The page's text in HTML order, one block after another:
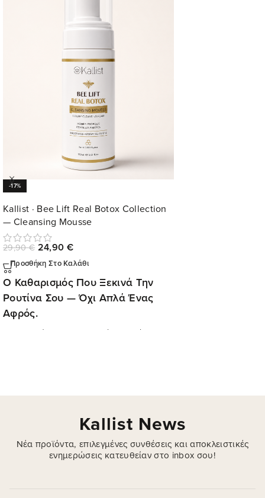
-17%
Kallist · Bee Lift Real Botox Collection
— Cleansing Mousse
29,90€ 24,90 €
Προσθήκη Στο Καλάθι
Ο Καθαρισμός Που Ξεκινά Την
Ρουτίνα Σου — Όχι Απλά Ένας
Αφρός.
Η επιδερμίδα σου δεν χρειάζεται μόνο
Kallist News
Νέα προϊόντα, επιλεγμένες συνθέσεις και αποκλειστικές
ενημερώσεις κατευθείαν στο inbox σου!